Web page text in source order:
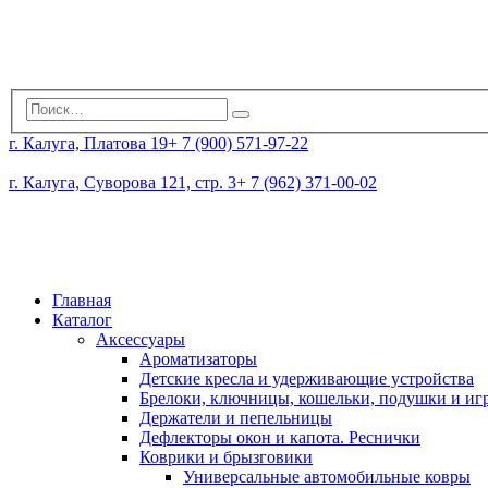
г. Калуга, Платова 19+ 7 (900) 571-97-22
г. Калуга, Суворова 121, стр. 3+ 7 (962) 371-00-02
Главная
Каталог
Аксессуары
Ароматизаторы
Детские кресла и удерживающие устройства
Брелоки, ключницы, кошельки, подушки и
Держатели и пепельницы
Дефлекторы окон и капота. Реснички
Коврики и брызговики
Универсальные автомобильные ковры